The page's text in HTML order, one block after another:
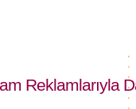
Reklamlarıyla